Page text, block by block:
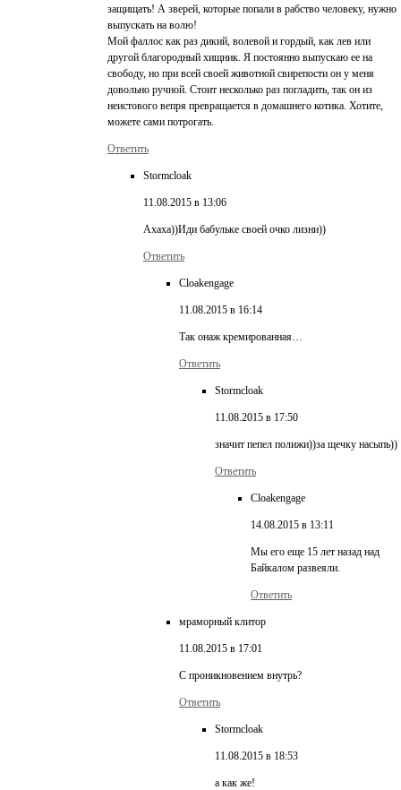
защищать! А зверей, которые попали в рабство человеку, нужно
выпускать на волю!
Мой фаллос как раз дикий, волевой и гордый, как лев или
другой благородный хищник. Я постоянно выпускаю ее на
свободу, но при всей своей животной свирепости он у меня
довольно ручной. Стоит несколько раз погладить, так он из
неистового вепря превращается в домашнего котика. Хотите,
можете сами потрогать.
Ответить
Stormcloak
11.08.2015 в 13:06
Ахаха))Иди бабульке своей очко лизни))
Ответить
Cloakengage
11.08.2015 в 16:14
Так онаж кремированная…
Ответить
Stormcloak
11.08.2015 в 17:50
значит пепел полижи))за щечку насыпь))
Ответить
Cloakengage
14.08.2015 в 13:11
Мы его еще 15 лет назад над
Байкалом развеяли.
Ответить
мраморный клитор
11.08.2015 в 17:01
С проникновением внутрь?
Ответить
Stormcloak
11.08.2015 в 18:53
а как же!